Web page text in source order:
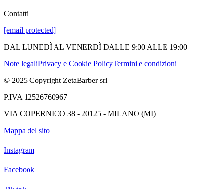
Contatti
[email protected]
DAL LUNEDÌ AL VENERDÌ DALLE 9:00 ALLE 19:00
Note legaliPrivacy e Cookie PolicyTermini e condizioni
© 2025 Copyright ZetaBarber srl
P.IVA 12526760967
VIA COPERNICO 38 - 20125 - MILANO (MI)
Mappa del sito
Instagram
Facebook